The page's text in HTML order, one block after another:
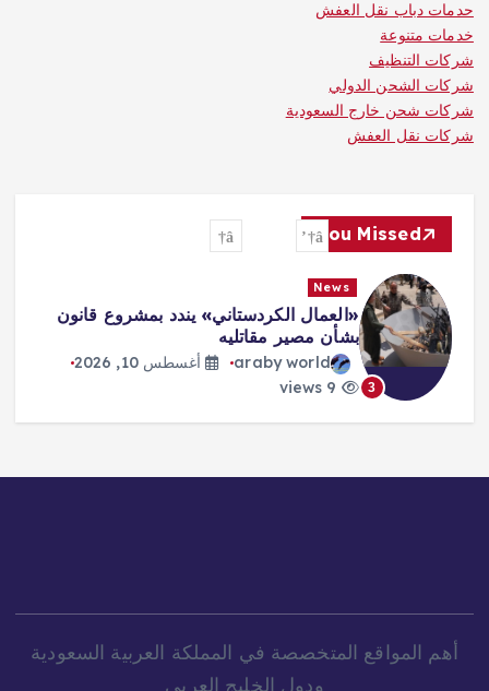
حدمات دباب نقل العفش
خدمات متنوعة
شركات التنظيف
شركات الشحن الدولي
شركات شحن خارج السعودية
شركات نقل العفش
You Missed
3
News
«العمال الكردستاني» يندد بمشروع قانون
بشأن مصير مقاتليه
araby world
أغسطس 10, 2026
أهم المواقع المتخصصة في المملكة العربية السعودية
ودول الخليج العربي